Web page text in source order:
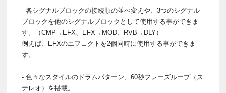
- 各シグナルブロックの接続順の並べ変えや、3つのシグナル
ブロックを他のシグナルブロックとして使用する事ができま
す。（CMP→EFX、EFX→MOD、RVB→DLY）
例えば、EFXのエフェクトを2個同時に使用する事ができま
す。
- 色々なスタイルのドラムパターン、60秒フレーズループ（ス
テレオ）を搭載。